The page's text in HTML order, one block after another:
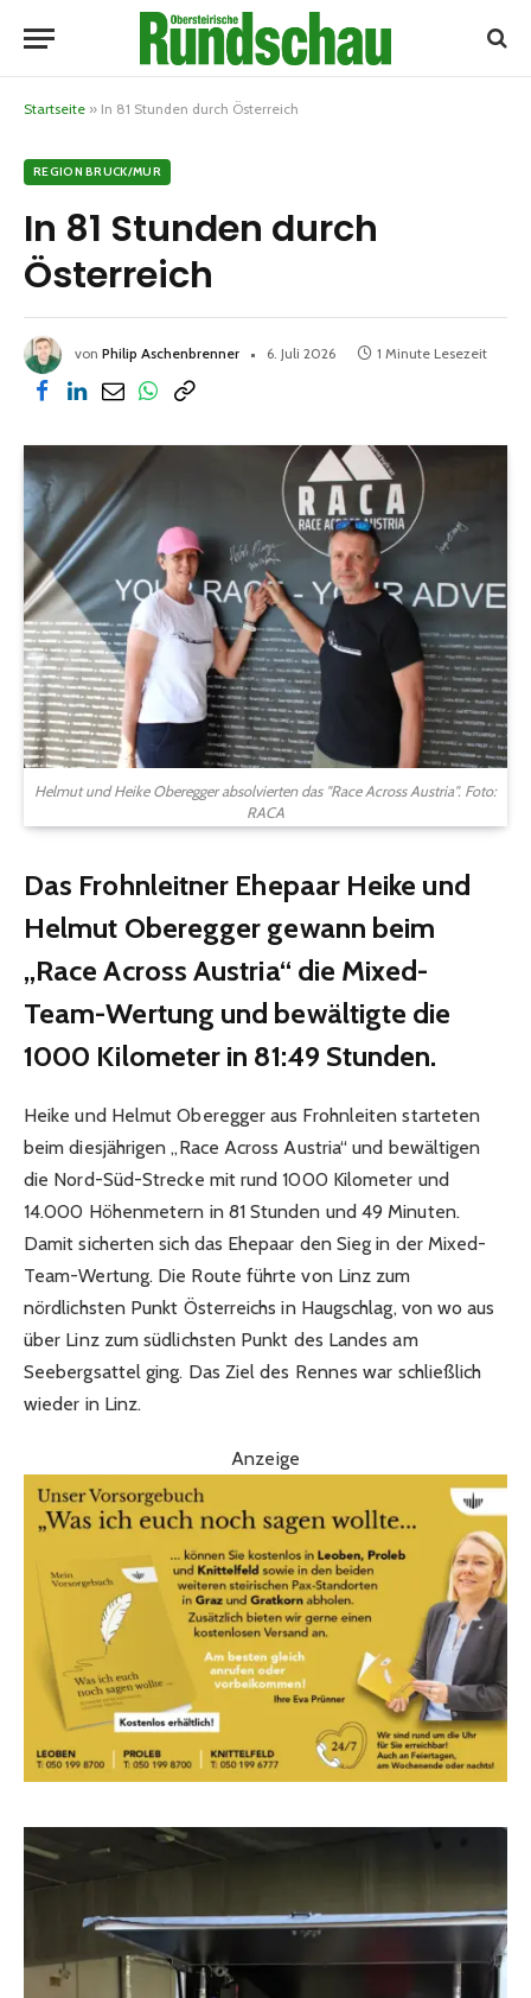
Startseite » In 81 Stunden durch Österreich
REGION BRUCK/MUR
In 81 Stunden durch
Österreich
von Philip Aschenbrenner 6. Juli 2026 1 Minute Lesezeit
Helmut und Heike Oberegger absolvierten das "Race Across Austria". Foto:
RACA
Das Frohnleitner Ehepaar Heike und
Helmut Oberegger gewann beim
„Race Across Austria“ die Mixed-
Team-Wertung und bewältigte die
1000 Kilometer in 81:49 Stunden.
Heike und Helmut Oberegger aus Frohnleiten starteten
beim diesjährigen „Race Across Austria“ und bewältigen
die Nord-Süd-Strecke mit rund 1000 Kilometer und
14.000 Höhenmetern in 81 Stunden und 49 Minuten.
Damit sicherten sich das Ehepaar den Sieg in der Mixed-
Team-Wertung. Die Route führte von Linz zum
nördlichsten Punkt Österreichs in Haugschlag, von wo aus
über Linz zum südlichsten Punkt des Landes am
Seebergsattel ging. Das Ziel des Rennes war schließlich
wieder in Linz.
Anzeige